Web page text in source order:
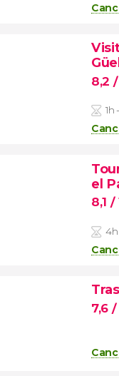
8,2 /
1h
el
8,1 /
4h
7,6 /